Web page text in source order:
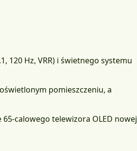
120 Hz, VRR) i świetnego systemu
pomieszczeniu, a
calowego telewizora OLED nowej